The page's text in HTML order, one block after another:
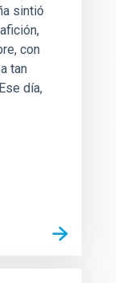
sintió
con
tan
día,